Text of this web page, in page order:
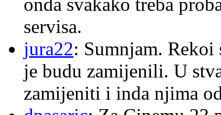
onda svakako treba
servisa.
jura22: Sumnjam. Rekoi
je budu zamijenili. U
zamijeniti i inda njima